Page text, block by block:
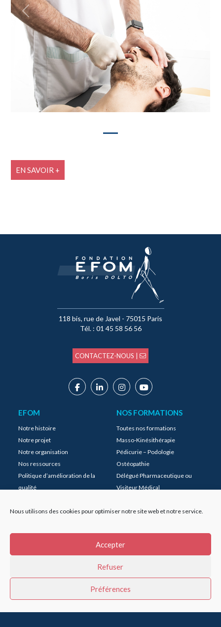
Nous utilisons des cookies pour optimiser notre site web et notre service.
Accepter
Refuser
Préférences
Previous
EN SAVOIR +
118 bis, rue de Javel - 75015 Paris
Tél. : 01 45 58 56 56
CONTACTEZ-NOUS |
EFOM
Notre histoire
Notre projet
Notre organisation
Nos ressources
Politique d’amélioration de la
qualité
NOS FORMATIONS
Toutes nos formations
Masso-Kinésithérapie
Pédicurie – Podologie
Ostéopathie
Délégué Pharmaceutique ou
Visiteur Médical
La clinique de pédicurie-
La clinique d’ostéopathie
Actualités
Agenda
Instagram
MyEFOM
FAQ
Mentions légales